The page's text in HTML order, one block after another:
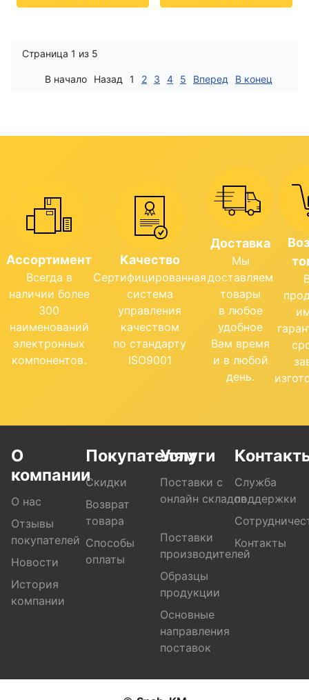
Страница 1 из 5
В начало Назад 1 2 3 4 5 Вперед В конец
Ассортимент
Всегда в
наличии более
300
наименований
электронных
компонентов.
Качество
Сертифицированная
система
управления
качеством
по стандарту
ISO9001
Доставка
Мы
доставляем
товары
в любое
удобное
Вам время
и в любой
день.
О
компании
О нас
Отзывы
покупателей
Новости
История
компании
Покупателям
Скидки
Возврат
товара
Способы
оплаты
Услуги
Поставки с
онлайн складов
Поставки
производителей
Образцы
продукции
Основные
направления
поставок
Служба
поддержки
Контакты